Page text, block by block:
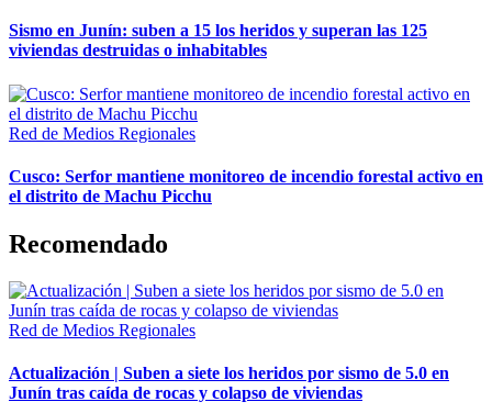
Sismo en Junín: suben a 15 los heridos y superan las 125
viviendas destruidas o inhabitables
Red de Medios Regionales
Cusco: Serfor mantiene monitoreo de incendio forestal activo en
el distrito de Machu Picchu
Recomendado
Red de Medios Regionales
Actualización | Suben a siete los heridos por sismo de 5.0 en
Junín tras caída de rocas y colapso de viviendas